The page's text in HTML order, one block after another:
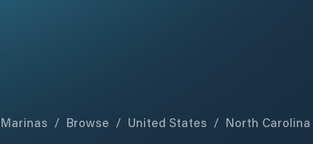
Marinas / Browse / United States / North Carolina